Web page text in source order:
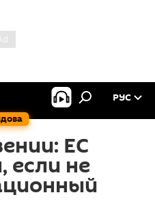
РУС
ЕС
если не